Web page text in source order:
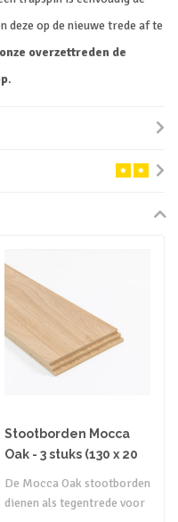
deze op de nieuwe trede af te
overzettreden de
.
Stootborden Mocca
Oak - 3 stuks (130 x 20
De Mocca Oak stootborden
dienen als tegentrede voor